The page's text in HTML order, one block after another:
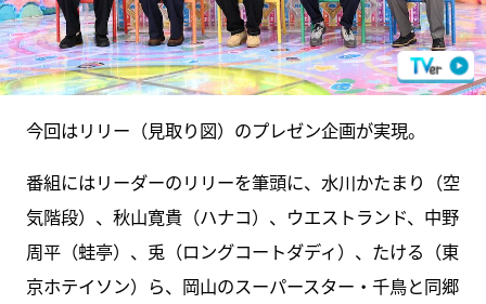
今回はリリー（見取り図）のプレゼン企画が実現。
番組にはリーダーのリリーを筆頭に、水川かたまり（空
気階段）、秋山寛貴（ハナコ）、ウエストランド、中野
周平（蛙亭）、兎（ロングコートダディ）、たける（東
京ホテイソン）ら、岡山のスーパースター・千鳥と同郷